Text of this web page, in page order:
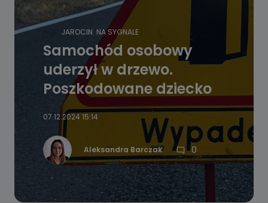
JAROCIN NA SYGNALE
Samochód osobowy
uderzył w drzewo.
Poszkodowane dziecko
07.12.2024 15:14
Aleksandra Barczak 0